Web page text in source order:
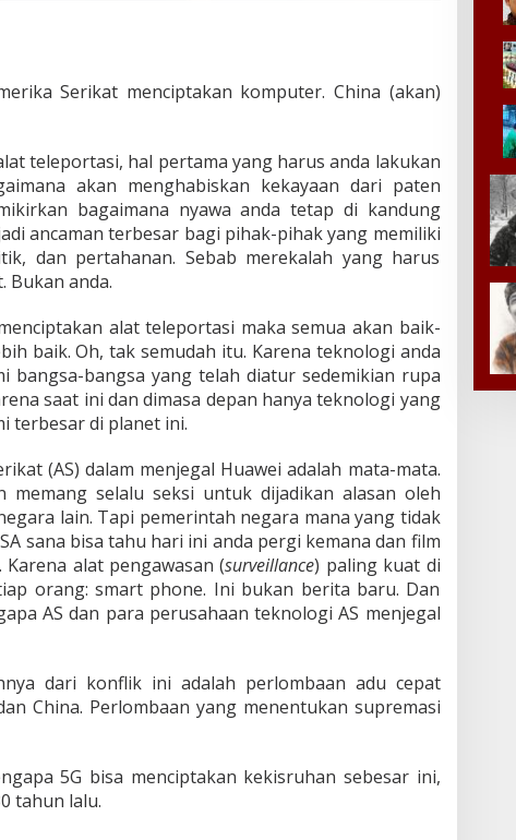
Serikat menciptakan komputer. China (akan)
teleportasi, hal pertama yang harus anda lakukan
akan menghabiskan kekayaan dari paten
bagaimana nyawa anda tetap di kandung
ancaman terbesar bagi pihak-pihak yang memiliki
dan pertahanan. Sebab merekalah yang harus
Bukan anda.
alat teleportasi maka semua akan baik-
baik. Oh, tak semudah itu. Karena teknologi anda
bangsa-bangsa yang telah diatur sedemikian rupa
saat ini dan dimasa depan hanya teknologi yang
terbesar di planet ini.
(AS) dalam menjegal Huawei adalah mata-mata.
memang selalu seksi untuk dijadikan alasan oleh
lain. Tapi pemerintah negara mana yang tidak
sana bisa tahu hari ini anda pergi kemana dan film
alat pengawasan (surveillance) paling kuat di
orang: smart phone. Ini bukan berita baru. Dan
AS dan para perusahaan teknologi AS menjegal
dari konflik ini adalah perlombaan adu cepat
China. Perlombaan yang menentukan supremasi
5G bisa menciptakan kekisruhan sebesar ini,
tahun lalu.